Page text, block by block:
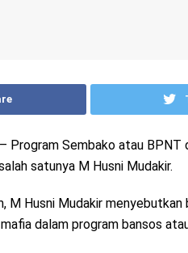
Program Sembako atau
satunya M Husni Mudakir.
M Husni Mudakir
dalam program bansos